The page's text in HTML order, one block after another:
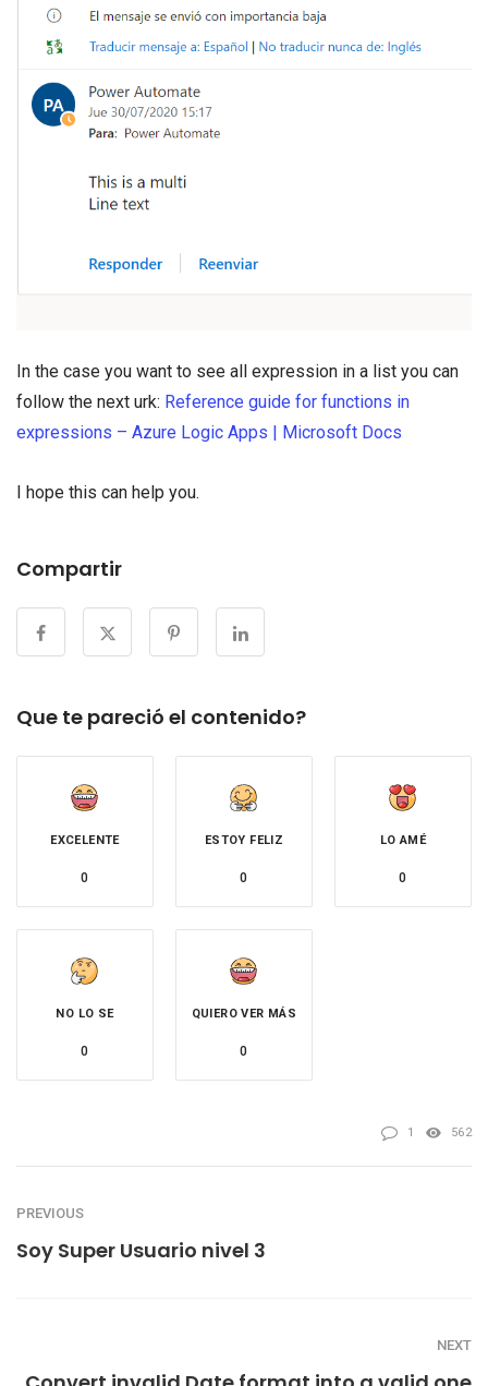
In the case you want to see all expression in a list you can
follow the next urk: Reference guide for functions in
expressions – Azure Logic Apps | Microsoft Docs
I hope this can help you.
Compartir
Que te pareció el contenido?
EXCELENTE
0
ESTOY FELIZ
0
LO AMÉ
0
NO LO SE
0
QUIERO VER MÁS
0
1 562
PREVIOUS
Soy Super Usuario nivel 3
NEXT